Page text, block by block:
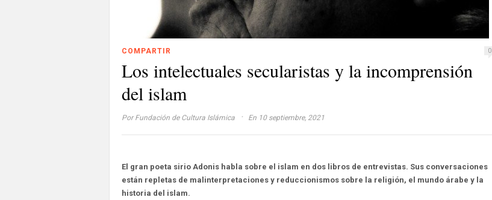
COMPARTIR 0
Los intelectuales secularistas y la incomprensión
del islam
Por Fundación de Cultura Islámica · En 10 septiembre, 2021
El gran poeta sirio Adonis habla sobre el islam en dos libros de entrevistas. Sus conversaciones
están repletas de malinterpretaciones y reduccionismos sobre la religión, el mundo árabe y la
historia del islam.